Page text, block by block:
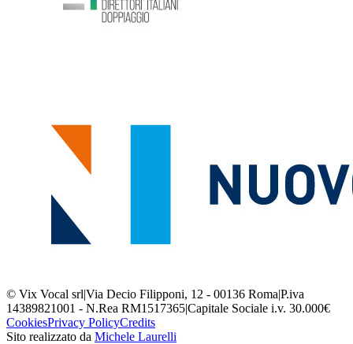
© Vix Vocal srl|Via Decio Filipponi, 12 - 00136 Roma|P.iva
14389821001 - N.Rea RM1517365|Capitale Sociale i.v. 30.000€
CookiesPrivacy PolicyCredits
Sito realizzato da Michele Laurelli